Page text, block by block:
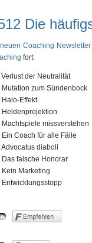
Die
neuen Coaching Newsletter
fort:
Verlust der Neutralität
Mutation zum Sündenbock
Halo-Effekt
Heldenprojektion
Machtspiele missverstehen
Ein Coach für alle Fälle
Advocatus diaboli
Das falsche Honorar
Kein Marketing
Entwicklungsstopp